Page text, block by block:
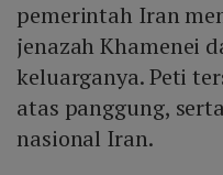
pemerintah Iran
jenazah Khamenei
keluarganya. Peti
atas panggung,
nasional Iran.